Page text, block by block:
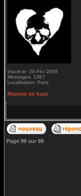
Inscrit le: 20 Fév 2006
Messages: 1367
Localisation: Paris
Revenir en haut
Page 99 sur 99